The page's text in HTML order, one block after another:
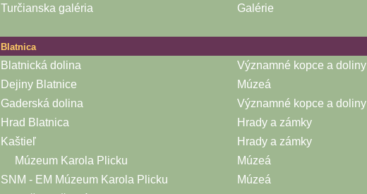
Turčianska galéria Galérie
Blatnica
Blatnická dolina
Významné kopce a doliny
Dejiny Blatnice
Múzeá
Gaderská dolina
Významné kopce a doliny
Hrad Blatnica
Hrady a zámky
Kaštieľ
Hrady a zámky
Múzeum Karola Plicku
Múzeá
SNM - EM Múzeum Karola Plicku
Múzeá